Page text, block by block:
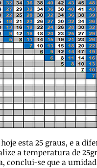
esta 25 graus, e a
a temperatura de
conclui-se que a